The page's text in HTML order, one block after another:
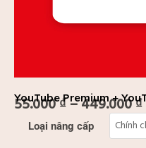
YouTube Premium +
55.000₫–449.000₫
Loại nâng cấp
YouTube